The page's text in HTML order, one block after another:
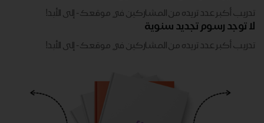
تدريب أكبر عدد تريده من المشاركين في موقعك - ​​إلى الأبد!
لا توجد رسوم تجديد سنوية
تدريب أكبر عدد تريده من المشاركين في موقعك - ​​إلى الأبد!